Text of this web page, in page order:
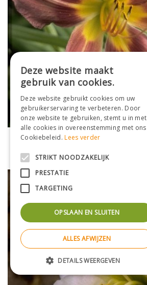
Deze website maakt
gebruik van cookies.
Deze website gebruikt cookies om uw
gebruikerservaring te verbeteren. Door
onze website te gebruiken, stemt u in met
alle cookies in overeenstemming met ons
Cookiebeleid.Lees verder
STRIKT NOODZAKELIJK
PRESTATIE
TARGETING
OPSLAAN EN SLUITEN
ALLES AFWIJZEN
DETAILS WEERGEVEN